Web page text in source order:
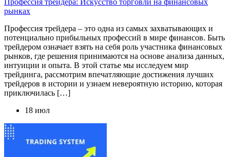
рынках
Профессия трейдера – это одна из самых захватывающих и
потенциально прибыльных профессий в мире финансов. Быть
трейдером означает взять на себя роль участника финансовых
рынков, где решения принимаются на основе анализа данных,
интуиции и опыта. В этой статье мы исследуем мир
трейдинга, рассмотрим впечатляющие достижения лучших
трейдеров в истории и узнаем невероятную историю, которая
приключилась […]
18 июл